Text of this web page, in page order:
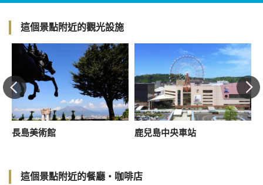
這個景點附近的觀光設施
長島美術館 鹿兒島中央車站
這個景點附近的餐廳・咖啡店